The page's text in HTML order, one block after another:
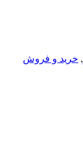
, خرید و فروش